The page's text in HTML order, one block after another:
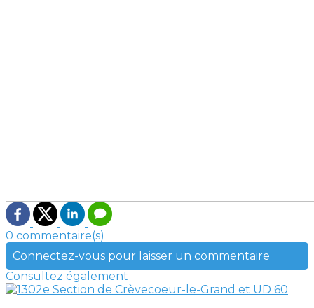
0 commentaire(s)
Connectez-vous pour laisser un commentaire
Consultez également